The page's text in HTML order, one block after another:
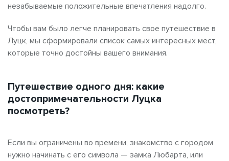
незабываемые положительные впечатления надолго.
Чтобы вам было легче планировать свое путешествие в
Луцк, мы сформировали список самых интересных мест,
которые точно достойны вашего внимания.
Путешествие одного дня: какие
достопримечательности Луцка
посмотреть?
Если вы ограничены во времени, знакомство с городом
нужно начинать с его символа — замка Любарта, или